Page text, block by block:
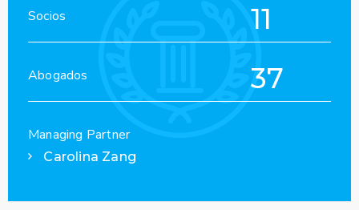
Socios 11
Abogados 37
Managing Partner
Carolina Zang